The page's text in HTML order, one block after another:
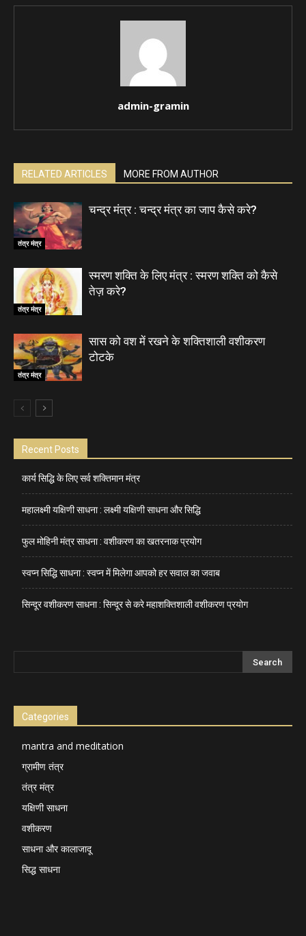
admin-gramin
RELATED ARTICLES MORE FROM AUTHOR
तंत्र मंत्र
चन्द्र मंत्र : चन्द्र मंत्र का जाप कैसे करे?
तंत्र मंत्र
स्मरण शक्ति के लिए मंत्र : स्मरण शक्ति को कैसे
तेज़ करे?
तंत्र मंत्र
सास को वश में रखने के शक्तिशाली वशीकरण
टोटके
Recent Posts
कार्य सिद्धि के लिए सर्व शक्तिमान मंत्र
महालक्ष्मी यक्षिणी साधना : लक्ष्मी यक्षिणी साधना और सिद्धि
फुल मोहिनी मंत्र साधना : वशीकरण का खतरनाक प्रयोग
स्वप्न सिद्धि साधना : स्वप्न में मिलेगा आपको हर सवाल का जवाब
सिन्दूर वशीकरण साधना : सिन्दूर से करे महाशक्तिशाली वशीकरण प्रयोग
Categories
mantra and meditation
ग्रामीण तंत्र
तंत्र मंत्र
यक्षिणी साधना
वशीकरण
साधना और कालाजादू
सिद्ध साधना